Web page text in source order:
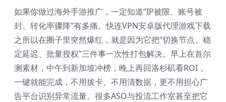
如果你做过海外手游推广，一定知道“IP被限、账号被
封、转化率骤降”有多痛。快连VPN安卓版代理游戏下载
之所以在圈子里突然爆红，就是因为它把“切换节点、稳
定延迟、批量授权”三件事一次性打包解决。早上在首尔
测素材，中午到新加坡冲榜，晚上再回洛杉矶看ROI，
一键就能完成，不用拔卡、不用清数据，更不用担心广
告平台识别异常流量。很多ASO与投流工作室甚至把它